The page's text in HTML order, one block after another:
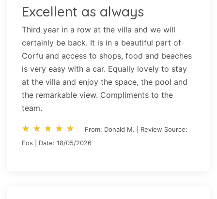
Excellent as always
Third year in a row at the villa and we will
certainly be back. It is in a beautiful part of
Corfu and access to shops, food and beaches
is very easy with a car. Equally lovely to stay
at the villa and enjoy the space, the pool and
the remarkable view. Compliments to the
team.
star_rate star_rate star_rate star_rate star_rate
star_rate star_rate star_rate star_rate star_rate
From: Donald M. | Review Source:
Eos | Date: 18/05/2026